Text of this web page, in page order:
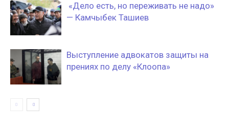
«Дело есть, но переживать не надо»
— Камчыбек Ташиев
Выступление адвокатов защиты на
прениях по делу «Клоопа»